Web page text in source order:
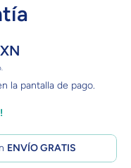
la pantalla de pago.
ENVÍO GRATIS